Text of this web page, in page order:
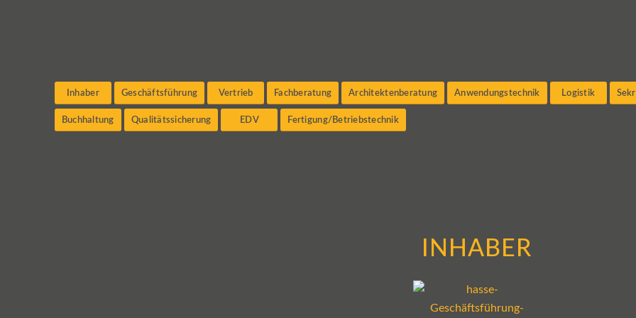
Inhaber Geschäftsführung Vertrieb Fachberatung Architektenberatung Anwendungstechnik Logistik
Buchhaltung Qualitätssicherung EDV Fertigung/Betriebstechnik
INHABER